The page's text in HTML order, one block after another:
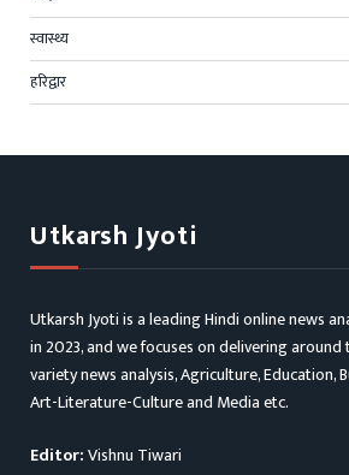
स्वास्थ्य
हरिद्वार
Utkarsh Jyoti
Utkarsh Jyoti is a leading Hindi online news
in 2023, and we focuses on delivering
variety news analysis, Agriculture, Education,
Art-Literature-Culture and Media etc.
Editor:Vishnu Tiwari